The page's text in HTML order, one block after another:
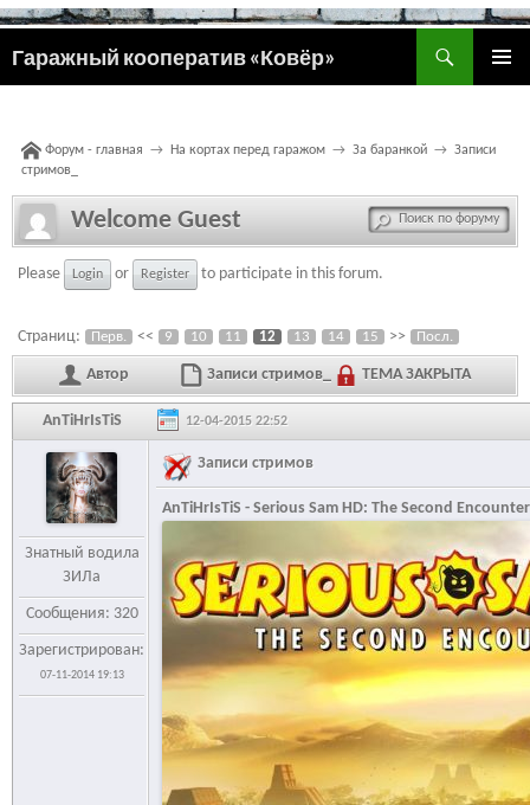
Гаражный кооператив «Ковёр»
ПЕРЕЙТИ
Форум - главная → На кортах перед гаражом → За баранкой → Записи
стримов_
Welcome Guest
Please Login or Register to participate in this forum.
Страниц: Перв. << 9 10 11 12 13 14 15 >> Посл.
Автор Записи стримов_ ТЕМА ЗАКРЫТА
AnTiHrIsTiS 12-04-2015 22:52
Знатный водила
ЗИЛа
Сообщения: 320
Зарегистрирован:
07-11-2014 19:13
Записи стримов
AnTiHrIsTiS - Serious Sam HD: The Second Encounter